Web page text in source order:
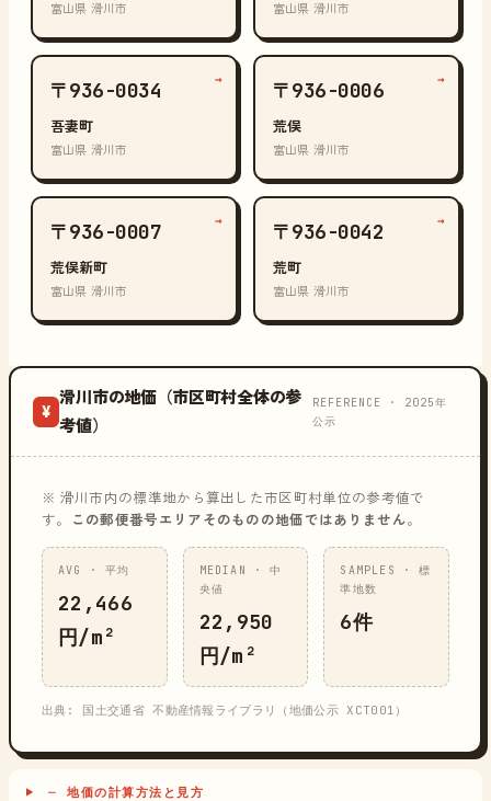
富山県 滑川市 富山県 滑川市
〒936-0034
吾妻町
富山県 滑川市
→ 〒936-0006
荒俣
富山県 滑川市
→
〒936-0007
荒俣新町
富山県 滑川市
→ 〒936-0042
荒町
富山県 滑川市
→
¥
滑川市の地価（市区町村全体の参
考値）
REFERENCE · 2025年
公示
※ 滑川市内の標準地から算出した市区町村単位の参考値で
す。
この郵便番号エリアそのものの地価ではありません。
AVG · 平均
22,466
円/m²
MEDIAN · 中
央値
22,950
円/m²
SAMPLES · 標
準地数
6件
出典: 国土交通省 不動産情報ライブラリ（地価公示 XCT001）
─ 地価の計算方法と見方